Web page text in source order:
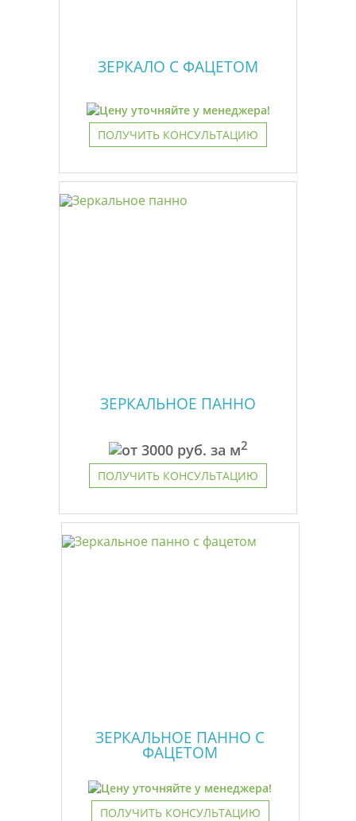
ЗЕРКАЛО С ФАЦЕТОМ
Цену уточняйте у менеджера!
ПОЛУЧИТЬ КОНСУЛЬТАЦИЮ
ЗЕРКАЛЬНОЕ ПАННО
от 3000руб. за м2
ПОЛУЧИТЬ КОНСУЛЬТАЦИЮ
ЗЕРКАЛЬНОЕ ПАННО С
ФАЦЕТОМ
Цену уточняйте у менеджера!
ПОЛУЧИТЬ КОНСУЛЬТАЦИЮ